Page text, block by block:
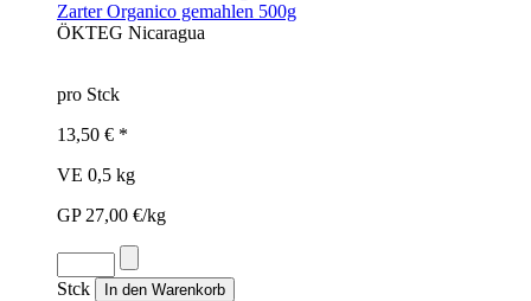
Zarter Organico gemahlen 500g
ÖKTEG Nicaragua
pro Stck
13,50 € *
VE 0,5 kg
GP 27,00 €/kg
Stck